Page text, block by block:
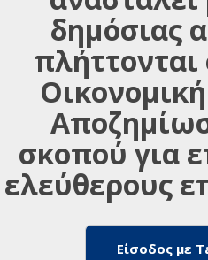
δημόσιας
σκοπού για
ελεύθερους
Είσοδος με